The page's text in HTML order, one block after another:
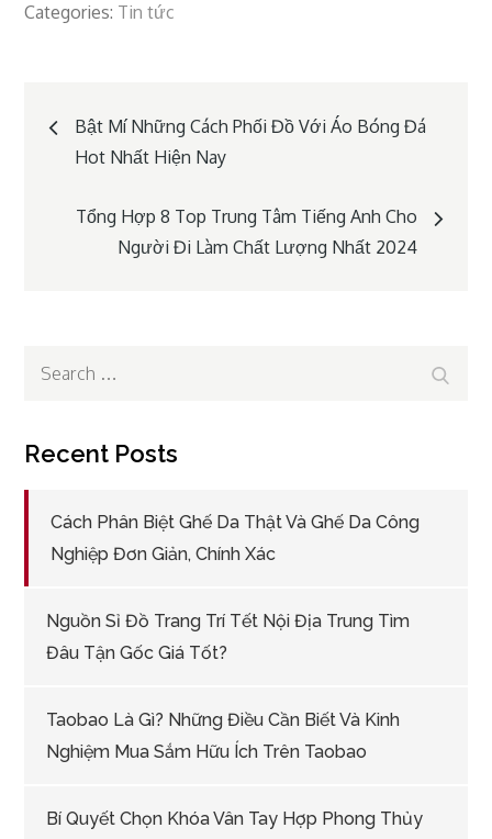
Categories: Tin tức
Post
navigation
Bật Mí Những Cách Phối Đồ Với Áo Bóng Đá
Hot Nhất Hiện Nay
Tổng Hợp 8 Top Trung Tâm Tiếng Anh Cho
Người Đi Làm Chất Lượng Nhất 2024
Search
Recent Posts
Cách Phân Biệt Ghế Da Thật Và Ghế Da Công
Nghiệp Đơn Giản, Chính Xác
Nguồn Sỉ Đồ Trang Trí Tết Nội Địa Trung Tìm
Đâu Tận Gốc Giá Tốt?
Taobao Là Gì? Những Điều Cần Biết Và Kinh
Nghiệm Mua Sắm Hữu Ích Trên Taobao
Bí Quyết Chọn Khóa Vân Tay Hợp Phong Thủy